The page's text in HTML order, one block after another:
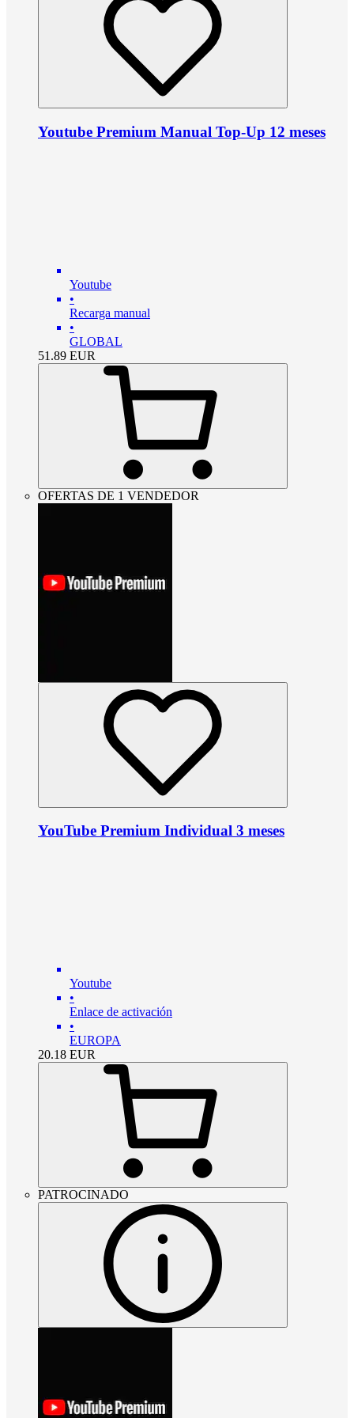
Youtube Premium Manual Top-Up 12 meses
Youtube
•
Recarga manual
•
GLOBAL
51.89 EUR
OFERTAS DE 1 VENDEDOR
YouTube Premium Individual 3 meses
Youtube
•
Enlace de activación
•
EUROPA
20.18 EUR
PATROCINADO